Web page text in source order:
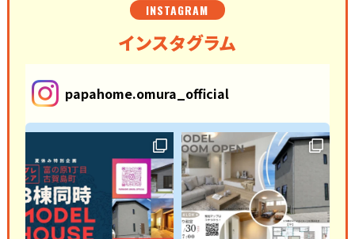
インスタグラム
INSTAGRAM
papahome.omura_official